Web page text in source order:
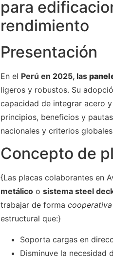
para
rendimiento
Presentación
En el Perú en 2025, las
ligeros y robustos. Su
capacidad de integrar acero
principios, beneficios y
nacionales y criterios
Concepto de
{Las placas colaborantes en
metálico o sistema steel
trabajar de forma cooperativa
estructural que:}
Soporta cargas en
Disminuye la necesidad